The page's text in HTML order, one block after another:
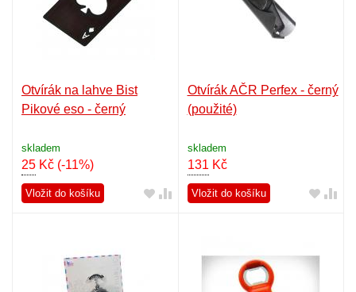
Otvírák na lahve Bist
Pikové eso - černý
skladem
25 Kč (-11%)
Vložit do košíku
Otvírák AČR Perfex - černý
(použité)
skladem
131 Kč
Vložit do košíku